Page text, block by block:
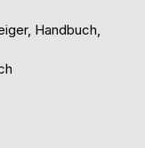
Handbuch,